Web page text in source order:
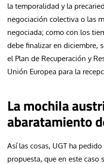
la temporalidad y la
negociación colectiva o las
negociada; como con los
debe finalizar en diciembre,
el Plan de Recuperación y
Unión Europea para la
La mochila
abaratamiento
Así las cosas, UGT ha
propuesta, que en este caso